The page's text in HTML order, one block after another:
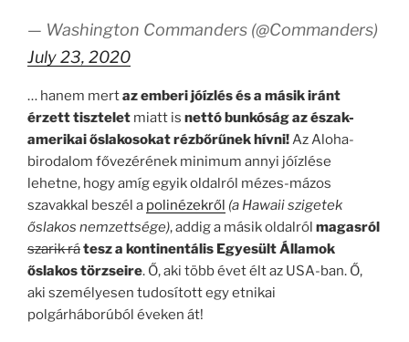
— Washington Commanders (@Commanders)
July 23, 2020
… hanem mertaz emberi jóízlés és a másik iránt
érzett tisztelet miatt is nettó bunkóság az észak-
amerikai őslakosokat rézbőrűnek hívni!Az Aloha-
birodalom fővezérének minimum annyi jóízlése
lehetne, hogy amíg egyik oldalról mézes-mázos
szavakkal beszél a polinézekről (a Hawaii szigetek
őslakos nemzettsége), addig a másik oldalról magasról
szarik rátesz a kontinentális Egyesült Államok
őslakos törzseire. Ő, aki több évet élt az USA-ban. Ő,
aki személyesen tudosított egy etnikai
polgárháborúból éveken át!